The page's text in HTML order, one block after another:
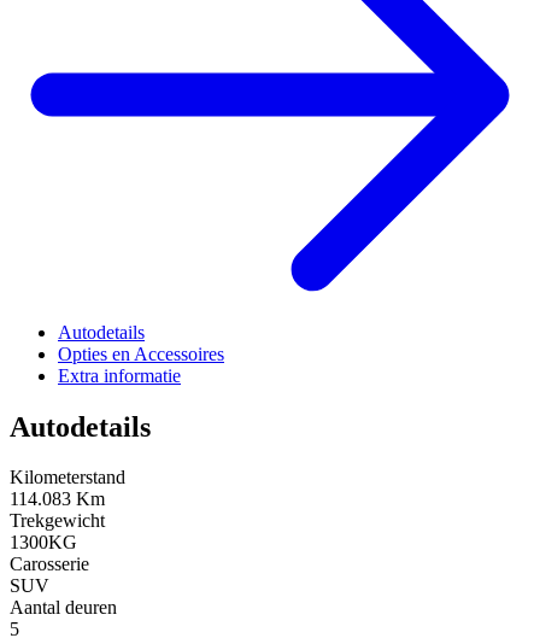
Autodetails
Opties en Accessoires
Extra informatie
Autodetails
Kilometerstand
114.083 Km
Trekgewicht
1300KG
Carosserie
SUV
Aantal deuren
5